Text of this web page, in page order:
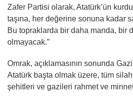
Zafer Partisi olarak, Atatürk’ün
taşına, her değerine sonuna kadar
Bu topraklarda bir daha manda, bir
olmayacak.”
Omrak, açıklamasının sonunda
Atatürk başta olmak üzere, tüm silah
şehitleri ve gazileri rahmet ve